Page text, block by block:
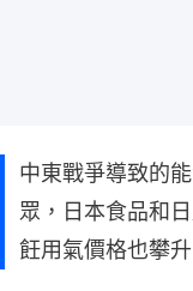
中東戰爭導致的
眾，日本食品和
飪用氣價格也攀升